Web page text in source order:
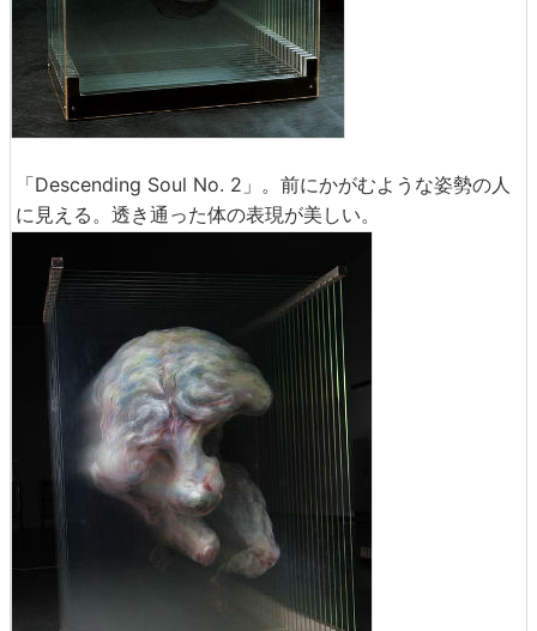
「Descending Soul No. 2」。前にかがむような姿勢の人
に見える。透き通った体の表現が美しい。